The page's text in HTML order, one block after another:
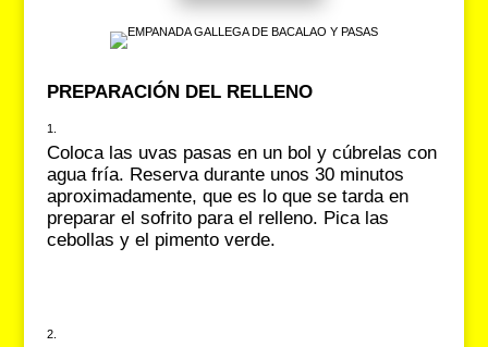
PREPARACIÓN DEL RELLENO
Coloca las uvas pasas en un bol y cúbrelas con
agua fría. Reserva durante unos 30 minutos
aproximadamente, que es lo que se tarda en
preparar el sofrito para el relleno. Pica las
cebollas y el pimento verde.